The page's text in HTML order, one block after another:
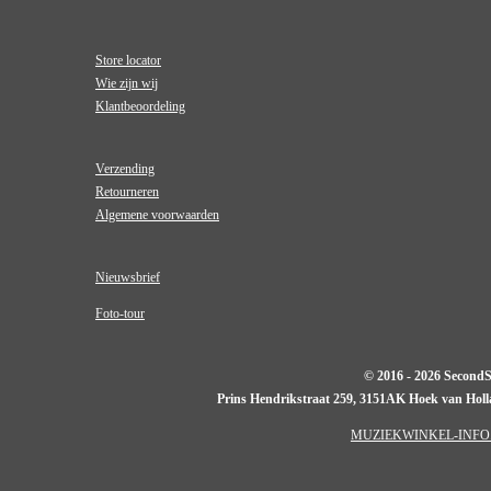
Store locator
Wie zijn wij
Klantbeoordeling
Verzending
Retourneren
Algemene voorwaarden
Nieuwsbrief
Foto-tour
© 2016 - 2026
Prins Hendrikstraat 259, 3151AK Hoek van
MUZIEKWINKEL-